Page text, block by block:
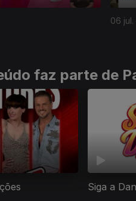
06
faz parte de
Siga a